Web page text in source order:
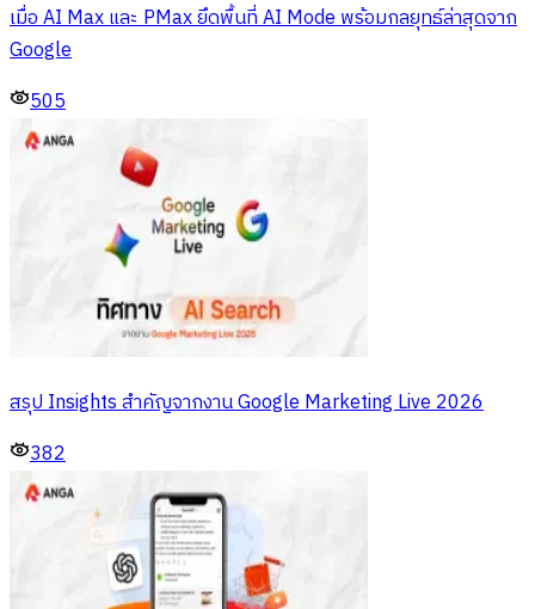
เมื่อ AI Max และ PMax ยึดพื้นที่ AI Mode พร้อมกลยุทธ์ล่าสุดจาก
Google
505
สรุป Insights สำคัญจากงาน Google Marketing Live 2026
382